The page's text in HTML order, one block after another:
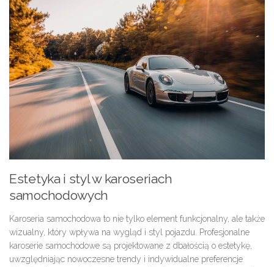
Estetyka i styl w karoseriach
samochodowych
Karoseria samochodowa to nie tylko element funkcjonalny, ale także
wizualny, który wpływa na wygląd i styl pojazdu. Profesjonalne
karoserie samochodowe są projektowane z dbałością o estetykę,
uwzględniając nowoczesne trendy i indywidualne preferencje